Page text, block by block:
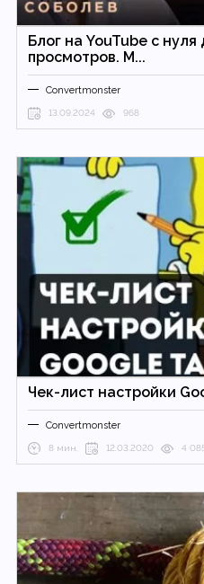
Блог на YouTubе с
просмотров. М...
Convertmonster
13.09.2024 968
Чек-лист настройки
Convertmonster
8 мин. 12.03.2020 4